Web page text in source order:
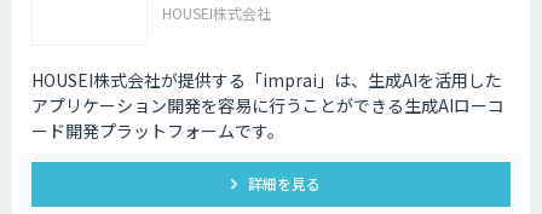
HOUSEI株式会社
HOUSEI株式会社が提供する「imprai」は、生成AIを活用した
アプリケーション開発を容易に行うことができる生成AIローコ
ード開発プラットフォームです。
詳細を見る